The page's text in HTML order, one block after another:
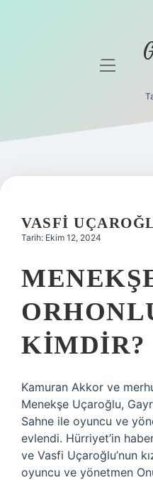
Gizlilik
Hakkımızda
menüyü
VASFI
Tarih: Ekim 12, 2024
KIMDIR?
Kamuran Akkor ve
Menekşe Uçaroğlu,
Sahne ile oyuncu ve
evlendi. Hürriyet’in
ve Vasfi Uçaroğlu’nun
oyuncu ve yönetmen